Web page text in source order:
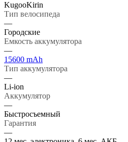
KugooKirin
Тип велосипеда
—
Городские
Емкость аккумулятора
—
15600 mAh
Тип аккумулятора
—
Li-ion
Аккумулятор
—
Быстросъемный
Гарантия
—